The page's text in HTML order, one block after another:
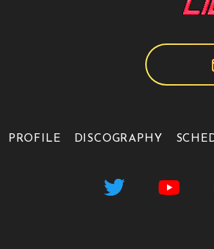
PROFILE DISCOGRAPHY